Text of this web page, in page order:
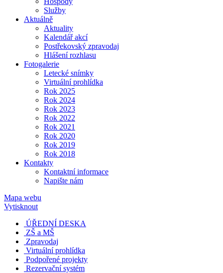
Služby
Aktuálně
Aktuality
Kalendář akcí
Postřekovský zpravodaj
Hlášení rozhlasu
Fotogalerie
Letecké snímky
Virtuální prohlídka
Rok 2025
Rok 2024
Rok 2023
Rok 2022
Rok 2021
Rok 2020
Rok 2019
Rok 2018
Kontakty
Kontaktní informace
Napište nám
Mapa webu
Vytisknout
ÚŘEDNÍ DESKA
ZŠ a MŠ
Zpravodaj
Virtuální prohlídka
Podpořené projekty
Rezervační systém